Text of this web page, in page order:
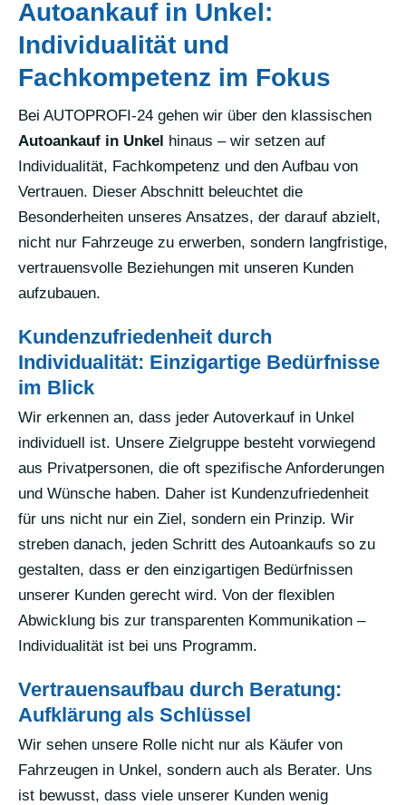
Autoankauf in Unkel:
Individualität und
Fachkompetenz im Fokus
Bei AUTOPROFI-24 gehen wir über den klassischen
Autoankauf in Unkel hinaus – wir setzen auf
Individualität, Fachkompetenz und den Aufbau von
Vertrauen. Dieser Abschnitt beleuchtet die
Besonderheiten unseres Ansatzes, der darauf abzielt,
nicht nur Fahrzeuge zu erwerben, sondern langfristige,
vertrauensvolle Beziehungen mit unseren Kunden
aufzubauen.
Kundenzufriedenheit durch
Individualität: Einzigartige Bedürfnisse
im Blick
Wir erkennen an, dass jeder Autoverkauf in Unkel
individuell ist. Unsere Zielgruppe besteht vorwiegend
aus Privatpersonen, die oft spezifische Anforderungen
und Wünsche haben. Daher ist Kundenzufriedenheit
für uns nicht nur ein Ziel, sondern ein Prinzip. Wir
streben danach, jeden Schritt des Autoankaufs so zu
gestalten, dass er den einzigartigen Bedürfnissen
unserer Kunden gerecht wird. Von der flexiblen
Abwicklung bis zur transparenten Kommunikation –
Individualität ist bei uns Programm.
Vertrauensaufbau durch Beratung:
Aufklärung als Schlüssel
Wir sehen unsere Rolle nicht nur als Käufer von
Fahrzeugen in Unkel, sondern auch als Berater. Uns
ist bewusst, dass viele unserer Kunden wenig